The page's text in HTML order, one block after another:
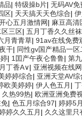
品| 特级操b片| 无码AV
区| 天天搞天天色综合|
心五月激情网| 麻豆高清
三区| 五月丁香久久丝
月青青草| 91av在线免费
干| 同性gv国产精品一区
| 1囯产午夜仑鲁鲁| 第
丁香A∨| 亚洲视频在线网
婷婷综合| 亚洲天堂AV综
欧美婷婷| 伊人色五月 |
久热99热| 欧洲亚洲免费
| 色五月综合97| 婷婷5
婷久久五月 | 久久这里只